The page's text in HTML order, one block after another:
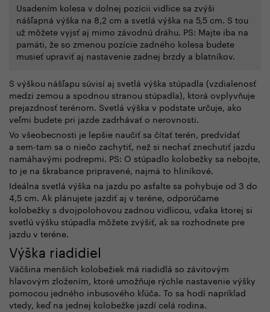
Usadením kolesa v dolnej pozícii vidlice sa zvýši
nášľapná výška na 8,2 cm a svetlá výška na 5,5 cm. S tou
už môžete vyjsť aj mimo závodnú dráhu. PS: Majte iba na
pamäti, že so zmenou pozície zadného kolesa budete
musieť upraviť aj nastavenie zadnej brzdy a blatníkov.
S výškou nášľapu súvisí aj svetlá výška stúpadla (vzdialenosť
medzi zemou a spodnou stranou stúpadla), ktorá ovplyvňuje
prejazdnosť terénom. Svetlá výška v podstate určuje, ako
veľmi budete pri jazde zadrhávať o nerovnosti.
Vo všeobecnosti je lepšie naučiť sa čítať terén, predvídať
a sem-tam sa o niečo zachytiť, než si nechať znechutiť jazdu
namáhavými podrepmi. PS: O stúpadlo kolobežky sa nebojte,
to je na škrabance pripravené, najmä to hliníkové.
Ideálna svetlá výška na jazdu po asfalte sa pohybuje od 3 do
4,5 cm. Ak plánujete jazdiť aj v teréne, odporúčame
kolobežky s dvojpolohovou zadnou vidlicou, vďaka ktorej si
svetlú výšku stúpadla môžete zvýšiť, ak sa rozhodnete pre
jazdu v teréne.
Výška riadidiel
Väčšina menších kolobežiek má riadidlá so závitovým
hlavovým zložením, ktoré umožňuje rýchle nastavenie výšky
pomocou jedného inbusového kľúča. To sa hodí napríklad
vtedy, keď na jednej kolobežke jazdí celá rodina.